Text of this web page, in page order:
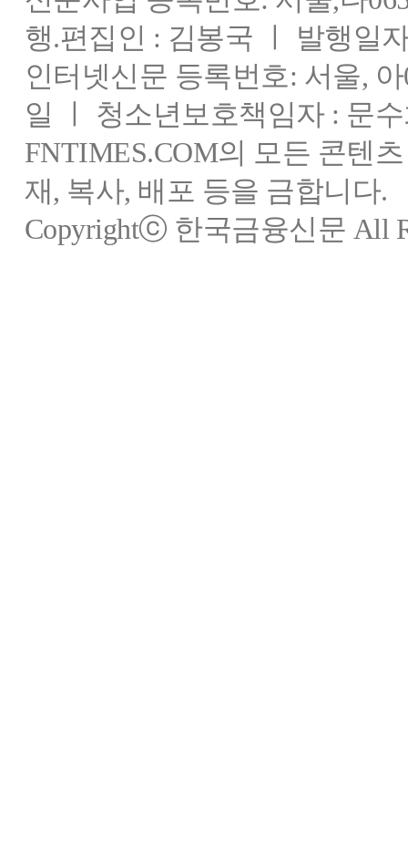
행.편집인 : 김봉국 ㅣ 발행일
인터넷신문 등록번호: 서울,
일 ㅣ 청소년보호책임자 : 문
FNTIMES.COM의 모든 콘텐
재, 복사, 배포 등을 금합니다.
Copyrightⓒ 한국금융신문 All